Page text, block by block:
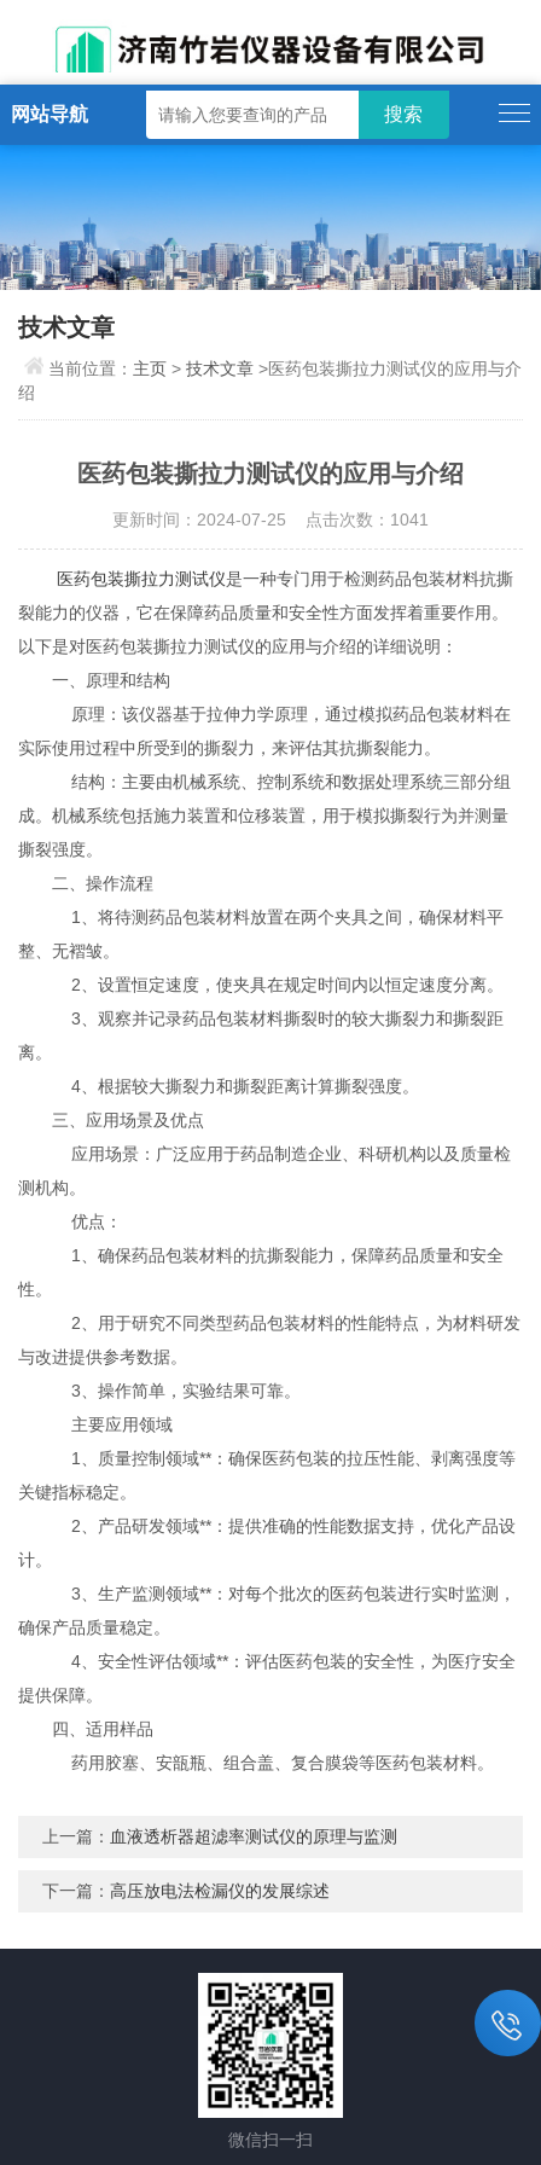
网站导航
技术文章
当前位置： 主页 >技术文章 >医药包装撕拉力测试仪的应用与介
绍
医药包装撕拉力测试仪的应用与介绍
更新时间：2024-07-25 点击次数：1041
医药包装撕拉力测试仪是一种专门用于检测药品包装材料抗撕
裂能力的仪器，它在保障药品质量和安全性方面发挥着重要作用。
以下是对医药包装撕拉力测试仪的应用与介绍的详细说明：
一、原理和结构
原理：该仪器基于拉伸力学原理，通过模拟药品包装材料在
实际使用过程中所受到的撕裂力，来评估其抗撕裂能力。
结构：主要由机械系统、控制系统和数据处理系统三部分组
成。机械系统包括施力装置和位移装置，用于模拟撕裂行为并测量
撕裂强度。
二、操作流程
1、将待测药品包装材料放置在两个夹具之间，确保材料平
整、无褶皱。
2、设置恒定速度，使夹具在规定时间内以恒定速度分离。
3、观察并记录药品包装材料撕裂时的较大撕裂力和撕裂距
离。
4、根据较大撕裂力和撕裂距离计算撕裂强度。
三、应用场景及优点
应用场景：广泛应用于药品制造企业、科研机构以及质量检
测机构。
优点：
1、确保药品包装材料的抗撕裂能力，保障药品质量和安全
性。
2、用于研究不同类型药品包装材料的性能特点，为材料研发
与改进提供参考数据。
3、操作简单，实验结果可靠。
主要应用领域
1、质量控制领域**：确保医药包装的拉压性能、剥离强度等
关键指标稳定。
2、产品研发领域**：提供准确的性能数据支持，优化产品设
计。
3、生产监测领域**：对每个批次的医药包装进行实时监测，
确保产品质量稳定。
4、安全性评估领域**：评估医药包装的安全性，为医疗安全
提供保障。
四、适用样品
药用胶塞、安瓿瓶、组合盖、复合膜袋等医药包装材料。
上一篇： 血液透析器超滤率测试仪的原理与监测
下一篇：高压放电法检漏仪的发展综述
微信扫一扫